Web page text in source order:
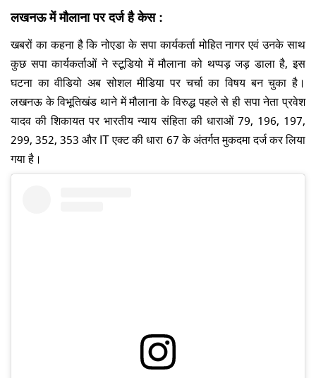
लखनऊ में मौलाना पर दर्ज है केस :
खबरों का कहना है कि नोएडा के सपा कार्यकर्ता मोहित नागर एवं उनके साथ
कुछ सपा कार्यकर्ताओं ने स्टूडियो में मौलाना को थप्पड़ जड़ डाला है, इस
घटना का वीडियो अब सोशल मीडिया पर चर्चा का विषय बन चुका है।
लखनऊ के विभूतिखंड थाने में मौलाना के विरुद्ध पहले से ही सपा नेता प्रवेश
यादव की शिकायत पर भारतीय न्याय संहिता की धाराओं 79, 196, 197,
299, 352, 353 और IT एक्ट की धारा 67 के अंतर्गत मुकदमा दर्ज कर लिया
गया है।